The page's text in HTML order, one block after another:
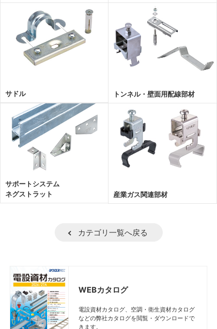
サドル トンネル・壁面用配線部材
サポートシステム
ネグストラット
産業ガス関連部材
カテゴリ一覧へ戻る
WEBカタログ
電設資材カタログ、空調・衛生資材カタログ
などの弊社カタログを閲覧・ダウンロードで
きます。